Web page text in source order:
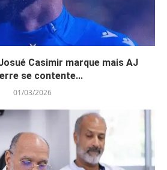
Casimir marque mais AJ
se contente...
01/03/2026